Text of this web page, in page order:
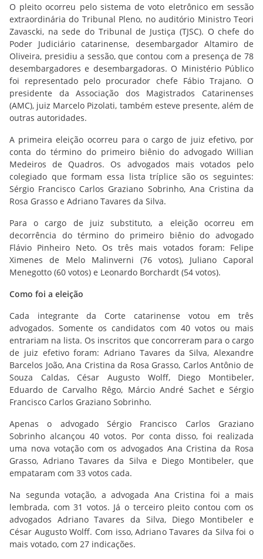
O pleito ocorreu pelo sistema de voto eletrônico em sessão
extraordinária do Tribunal Pleno, no auditório Ministro Teori
Zavascki, na sede do Tribunal de Justiça (TJSC). O chefe do
Poder Judiciário catarinense, desembargador Altamiro de
Oliveira, presidiu a sessão, que contou com a presença de 78
desembargadores e desembargadoras. O Ministério Público
foi representado pelo procurador chefe Fábio Trajano. O
presidente da Associação dos Magistrados Catarinenses
(AMC), juiz Marcelo Pizolati, também esteve presente, além de
outras autoridades.
A primeira eleição ocorreu para o cargo de juiz efetivo, por
conta do término do primeiro biênio do advogado Willian
Medeiros de Quadros. Os advogados mais votados pelo
colegiado que formam essa lista tríplice são os seguintes:
Sérgio Francisco Carlos Graziano Sobrinho, Ana Cristina da
Rosa Grasso e Adriano Tavares da Silva.
Para o cargo de juiz substituto, a eleição ocorreu em
decorrência do término do primeiro biênio do advogado
Flávio Pinheiro Neto. Os três mais votados foram: Felipe
Ximenes de Melo Malinverni (76 votos), Juliano Caporal
Menegotto (60 votos) e Leonardo Borchardt (54 votos).
Como foi a eleição
Cada integrante da Corte catarinense votou em três
advogados. Somente os candidatos com 40 votos ou mais
entrariam na lista. Os inscritos que concorreram para o cargo
de juiz efetivo foram: Adriano Tavares da Silva, Alexandre
Barcelos João, Ana Cristina da Rosa Grasso, Carlos Antônio de
Souza Caldas, César Augusto Wolff, Diego Montibeler,
Eduardo de Carvalho Rêgo, Márcio André Sachet e Sérgio
Francisco Carlos Graziano Sobrinho.
Apenas o advogado Sérgio Francisco Carlos Graziano
Sobrinho alcançou 40 votos. Por conta disso, foi realizada
uma nova votação com os advogados Ana Cristina da Rosa
Grasso, Adriano Tavares da Silva e Diego Montibeler, que
empataram com 33 votos cada.
Na segunda votação, a advogada Ana Cristina foi a mais
lembrada, com 31 votos. Já o terceiro pleito contou com os
advogados Adriano Tavares da Silva, Diego Montibeler e
César Augusto Wolff. Com isso, Adriano Tavares da Silva foi o
mais votado, com 27 indicações.